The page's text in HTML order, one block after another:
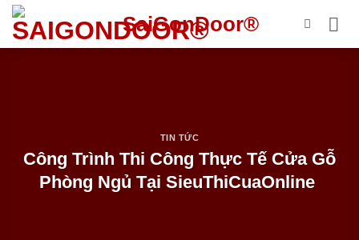
Bỏ
qua
nội
SaiGonDoor®
TIN TỨC
Công Trình Thi Công Thực Tế Cửa Gỗ
Phòng Ngủ Tại SieuThiCuaOnline